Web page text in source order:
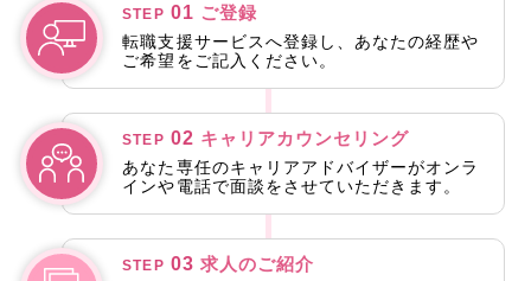
STEP 01 ご登録
転職支援サービスへ登録し、あなたの経歴や
ご希望をご記入ください。
STEP 02 キャリアカウンセリング
あなた専任のキャリアアドバイザーがオンラ
インや電話で面談をさせていただきます。
STEP 03 求人のご紹介